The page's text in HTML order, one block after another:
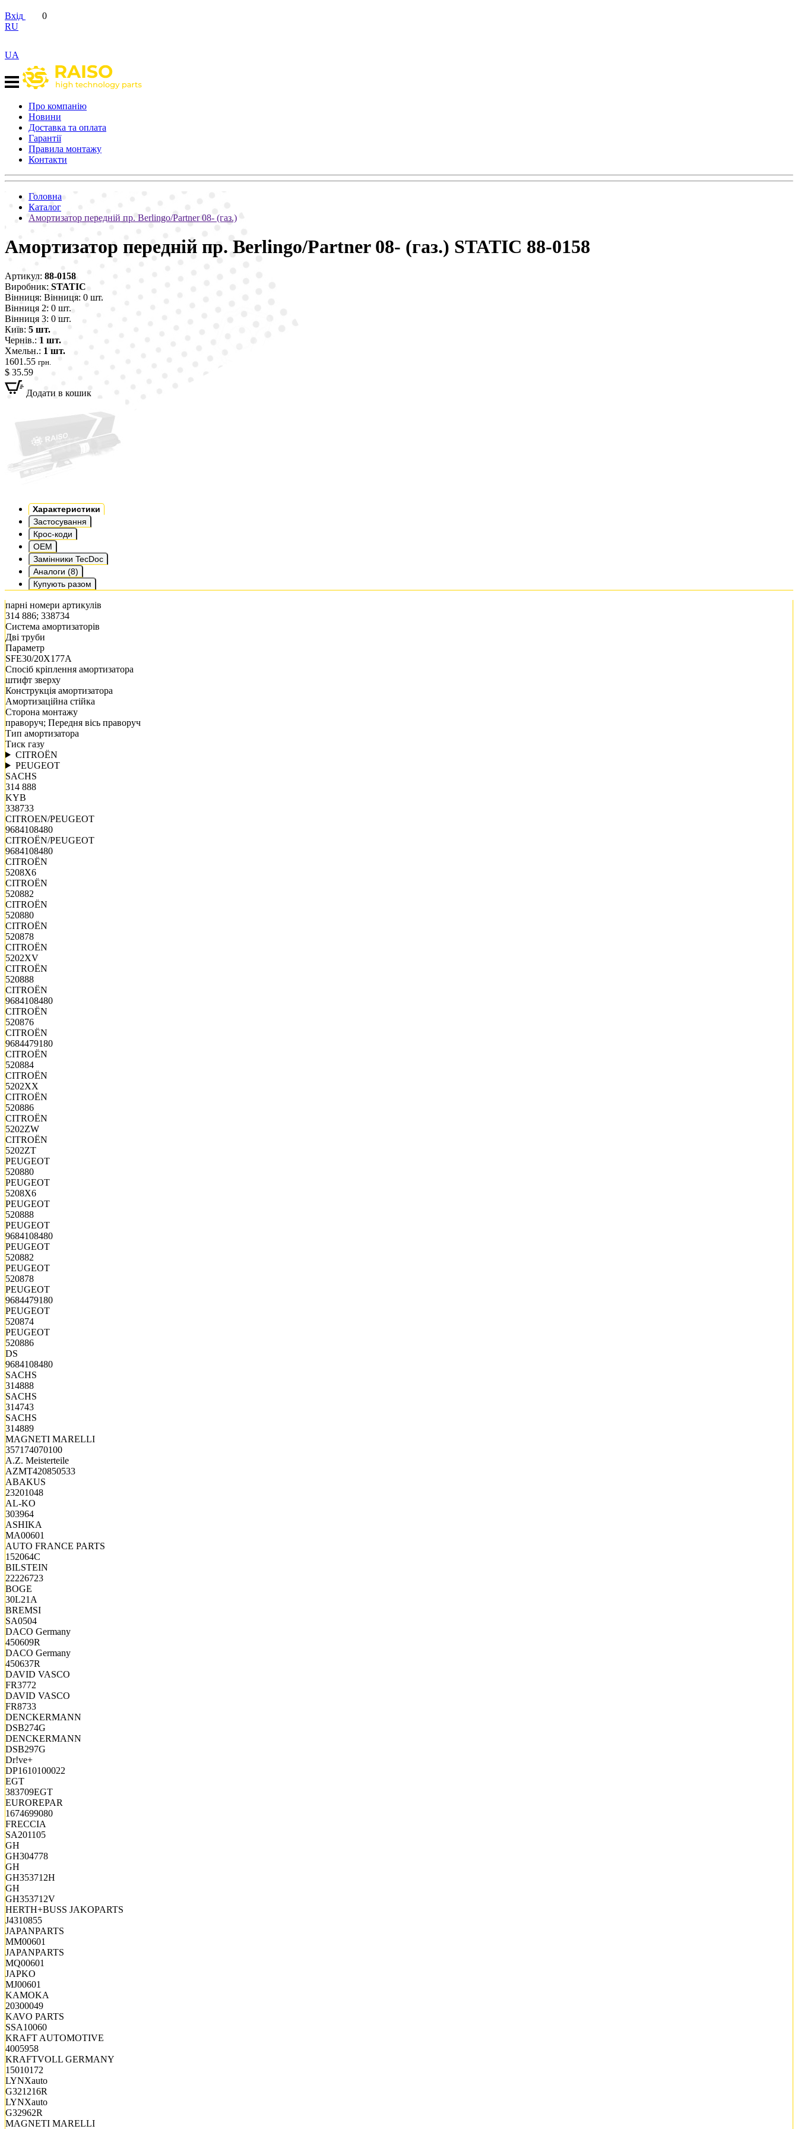
Вхід
0
RU
UA
Про компанію
Новини
Доставка та оплата
Гарантії
Правила монтажу
Контакти
Головна
Каталог
Амортизатор передній пр. Berlingo/Partner 08- (газ.)
Амортизатор передній пр. Berlingo/Partner 08- (газ.) STATIC 88-0158
Артикул: 88-0158
Виробник: STATIC
Вінниця: Вінниця: 0 шт.
Вінниця 2: 0 шт.
Вінниця 3: 0 шт.
Київ: 5 шт.
Чернів.: 1 шт.
Хмельн.: 1 шт.
1601.55 грн.
$ 35.59
Додати в кошик
Характеристики
Застосування
Крос-коди
OEM
Замінники TecDoc
Аналоги (8)
Купують разом
парні номери артикулів
314 886; 338734
Система амортизаторів
Дві труби
Параметр
SFE30/20X177A
Спосіб кріплення амортизатора
штифт зверху
Конструкція амортизатора
Амортизаційна стійка
Сторона монтажу
праворуч; Передня вісь праворуч
Тип амортизатора
Тиск газу
CITROËN
PEUGEOT
SACHS
314 888
KYB
338733
CITROEN/PEUGEOT
9684108480
CITROËN/PEUGEOT
9684108480
CITROËN
5208X6
CITROËN
520882
CITROËN
520880
CITROËN
520878
CITROËN
5202XV
CITROËN
520888
CITROËN
9684108480
CITROËN
520876
CITROËN
9684479180
CITROËN
520884
CITROËN
5202XX
CITROËN
520886
CITROËN
5202ZW
CITROËN
5202ZT
PEUGEOT
520880
PEUGEOT
5208X6
PEUGEOT
520888
PEUGEOT
9684108480
PEUGEOT
520882
PEUGEOT
520878
PEUGEOT
9684479180
PEUGEOT
520874
PEUGEOT
520886
DS
9684108480
SACHS
314888
SACHS
314743
SACHS
314889
MAGNETI MARELLI
357174070100
A.Z. Meisterteile
AZMT420850533
ABAKUS
23201048
AL-KO
303964
ASHIKA
MA00601
AUTO FRANCE PARTS
152064C
BILSTEIN
22226723
BOGE
30L21A
BREMSI
SA0504
DACO Germany
450609R
DACO Germany
450637R
DAVID VASCO
FR3772
DAVID VASCO
FR8733
DENCKERMANN
DSB274G
DENCKERMANN
DSB297G
Dr!ve+
DP1610100022
EGT
383709EGT
EUROREPAR
1674699080
FRECCIA
SA201105
GH
GH304778
GH
GH353712H
GH
GH353712V
HERTH+BUSS JAKOPARTS
J4310855
JAPANPARTS
MM00601
JAPANPARTS
MQ00601
JAPKO
MJ00601
KAMOKA
20300049
KAVO PARTS
SSA10060
KRAFT AUTOMOTIVE
4005958
KRAFTVOLL GERMANY
15010172
LYNXauto
G321216R
LYNXauto
G32962R
MAGNETI MARELLI